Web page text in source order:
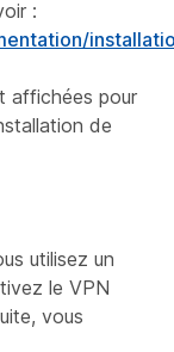
:
affichées pour
de
utilisez un
le VPN
vous